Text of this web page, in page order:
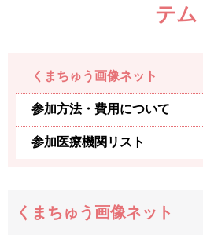
テム
くまちゅう画像ネット
参加方法・費用について
参加医療機関リスト
くまちゅう画像ネット